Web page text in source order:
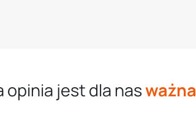
opinia jest dla nasważna